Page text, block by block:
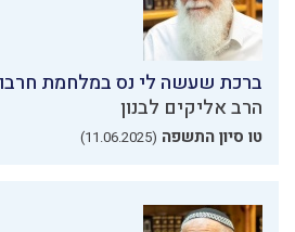
ברכת שעשה לי נס במלחמת
הרב אליקים לבנון
טו סיון התשפה (11.06.2025)